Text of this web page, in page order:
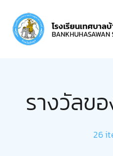
content
เกี่ยวกับ
รางวัลข
26